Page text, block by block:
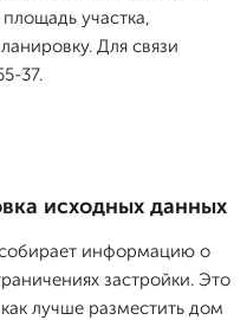
участка,
Для связи
37.
исходных данных
информацию о
застройки. Это
лучше разместить дом